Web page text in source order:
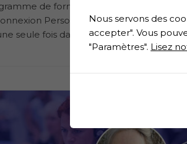
de formation – The
Personnelle, un échange
seule fois dans une vie ! Rejoignez-
Nous servons des
accepter". Vous
"Paramètres". Lisez